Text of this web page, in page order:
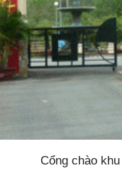
Cổng chào